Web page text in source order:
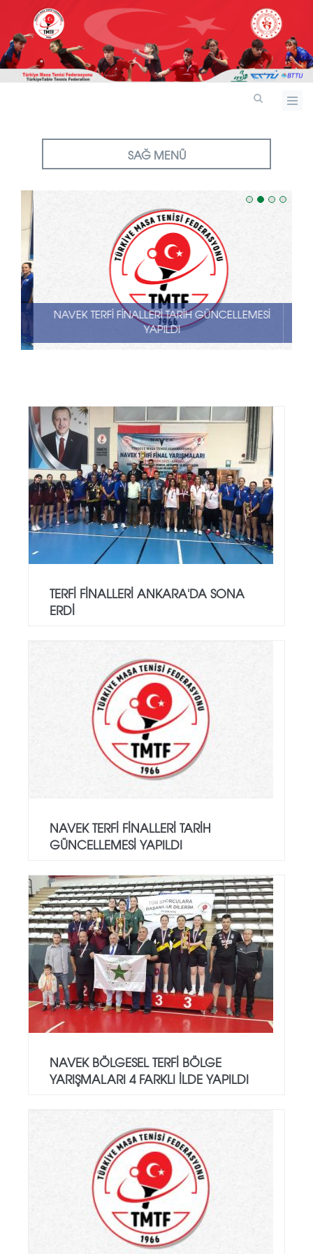
SAĞ MENÜ
NAVEK TERFİ FİNALLERİ TARİH GÜNCELLEMESİ
YAPILDI
TERFI FINALLERI ANKARA'DA SONA
ERDI
NAVEK TERFİ FİNALLERİ TARİH
GÜNCELLEMESİ YAPILDI
NAVEK BÖLGESEL TERFİ BÖLGE
YARIŞMALARI 4 FARKLI İLDE YAPILDI